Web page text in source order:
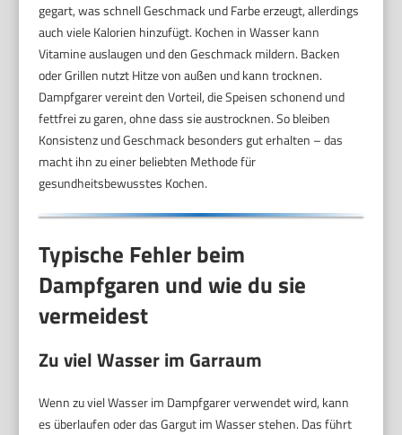
gegart, was schnell Geschmack und Farbe erzeugt, allerdings
auch viele Kalorien hinzufügt. Kochen in Wasser kann
Vitamine auslaugen und den Geschmack mildern. Backen
oder Grillen nutzt Hitze von außen und kann trocknen.
Dampfgarer vereint den Vorteil, die Speisen schonend und
fettfrei zu garen, ohne dass sie austrocknen. So bleiben
Konsistenz und Geschmack besonders gut erhalten – das
macht ihn zu einer beliebten Methode für
gesundheitsbewusstes Kochen.
Typische Fehler beim
Dampfgaren und wie du sie
vermeidest
Zu viel Wasser im Garraum
Wenn zu viel Wasser im Dampfgarer verwendet wird, kann
es überlaufen oder das Gargut im Wasser stehen. Das führt